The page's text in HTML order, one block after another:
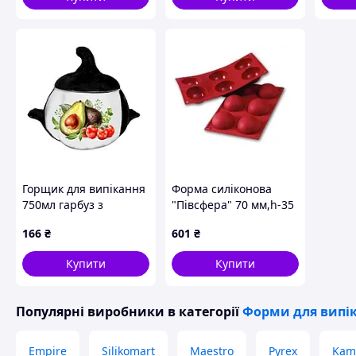
Горщик для випікання
750мл гарбуз з
FARGLASS
166 ₴
Купити
Форма силіконова
"Півсфера" 70 мм,h-35
601 ₴
Купити
Популярні виробники в категоріїФорми для
Empire Silikomart Maestro Pyrex